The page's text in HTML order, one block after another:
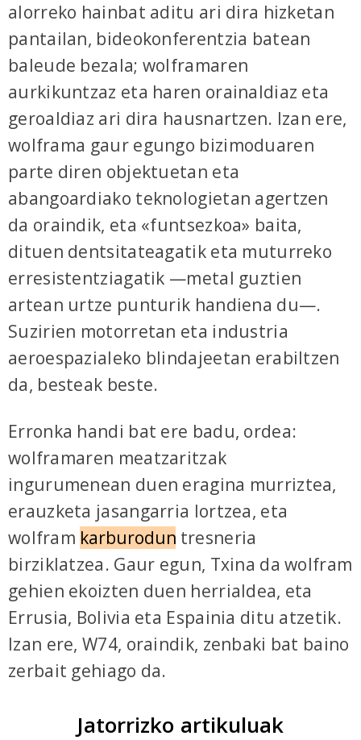
alorreko hainbat aditu ari dira hizketan
pantailan, bideokonferentzia batean
baleude bezala; wolframaren
aurkikuntzaz eta haren orainaldiaz eta
geroaldiaz ari dira hausnartzen. Izan ere,
wolframa gaur egungo bizimoduaren
parte diren objektuetan eta
abangoardiako teknologietan agertzen
da oraindik, eta «funtsezkoa» baita,
dituen dentsitateagatik eta muturreko
erresistentziagatik —metal guztien
artean urtze punturik handiena du—.
Suzirien motorretan eta industria
aeroespazialeko blindajeetan erabiltzen
da, besteak beste.
Erronka handi bat ere badu, ordea:
wolframaren meatzaritzak
ingurumenean duen eragina murriztea,
erauzketa jasangarria lortzea, eta
wolfram karburodun tresneria
birziklatzea. Gaur egun, Txina da wolfram
gehien ekoizten duen herrialdea, eta
Errusia, Bolivia eta Espainia ditu atzetik.
Izan ere, W74, oraindik, zenbaki bat baino
zerbait gehiago da.
Jatorrizko artikuluak